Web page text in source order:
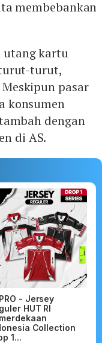
membebankan
utang kartu
turut,
pasar
konsumen
dengan
di AS.
- Jersey
HUT RI
Collection
1...